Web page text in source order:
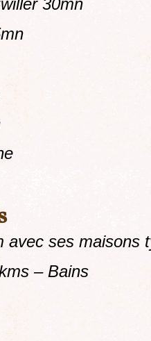
30mn
avec ses maisons
– Bains